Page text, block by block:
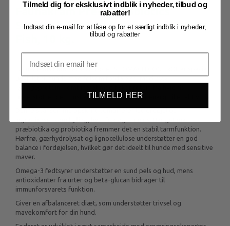
Faunakram Pre- & Probiotics
Stomach Control Chicken and White
Faunakrams komplette tørfoder STOMACH CONTROL er specielt
udviklet til hunde med følsom fordøjelse. Med 26%
understøtter det muskelopbygning og giver energi til et aktivt liv.
Denne skånsomme opskrift kombinerer letfordøjelige
præbiotika og probiotika fremmer det en stabil tarmfunktion.
Hørfrø, gærhydrolysat og lignocellulose understøtter en god
balance i fordøjelsen, hvilket gør det ideelt til hunde med sensitive
maver.
Omega-3 fedtsyrer understøtter en sund pels og hud, mens
antioxidanter fra urter og beta-glucan bidrager til
immunforsvarets funktion.
Giver en afbalanceret diæt, som understøtter trivsel og
mavekomfort for din hund.
Tilmeld dig for eksklusivt indblik i nyheder, tilbud og
rabatter!
Indtast din e-mail for at låse op for et særligt indblik i nyheder,
tilbud og rabatter
TILMELD HER